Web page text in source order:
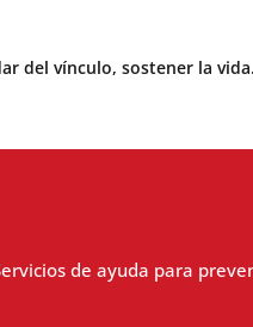
del vínculo, sostener la
de ayuda para